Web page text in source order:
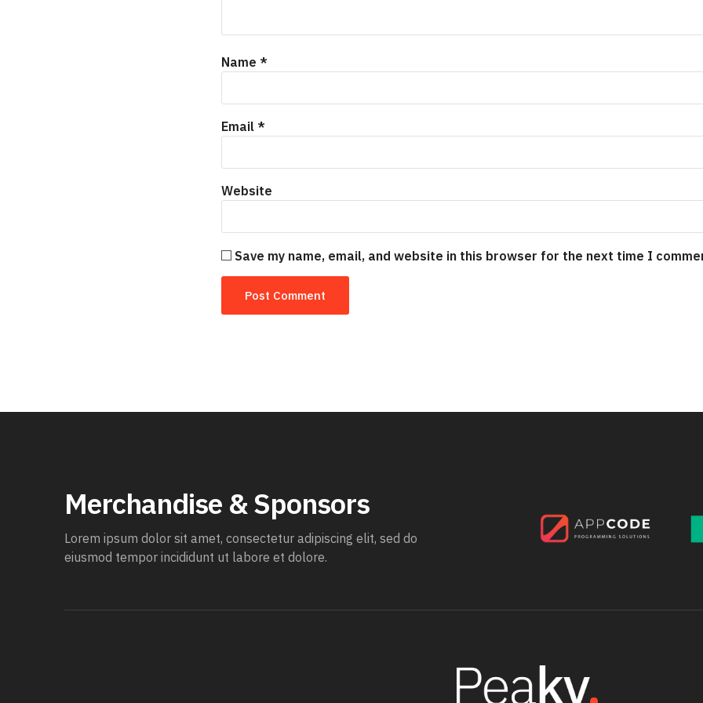
Name *
Email *
Website
Save my name, email, and website in this browser for the next time I
Merchandise & Sponsors
Lorem ipsum dolor sit amet, consectetur adipiscing elit, sed do
eiusmod tempor incididunt ut labore et dolore.